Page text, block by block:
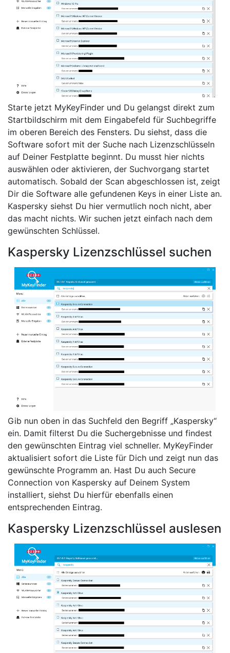
Starte jetzt MyKeyFinder und Du gelangst direkt zum
Startbildschirm mit dem Eingabefeld für Suchbegriffe
im oberen Bereich des Fensters. Du siehst, dass die
Software sofort mit der Suche nach Lizenzschlüsseln
auf Deiner Festplatte beginnt. Du musst hier nichts
auswählen oder aktivieren, der Suchvorgang startet
automatisch. Sobald der Scan abgeschlossen ist, zeigt
Dir die Software alle gefundenen Keys in einer Liste an.
Kaspersky siehst Du hier vermutlich noch nicht, aber
das macht nichts. Wir suchen jetzt einfach nach dem
gewünschten Schlüssel.
Kaspersky Lizenzschlüssel suchen
Gib nun oben in das Suchfeld den Begriff „Kaspersky“
ein. Damit filterst Du die Suchergebnisse und findest
den gewünschten Eintrag viel schneller. MyKeyFinder
aktualisiert sofort die Liste für Dich und zeigt nun das
gewünschte Programm an. Hast Du auch Secure
Connection von Kaspersky auf Deinem System
installiert, siehst Du hierfür ebenfalls einen
entsprechenden Eintrag.
Kaspersky Lizenzschlüssel auslesen